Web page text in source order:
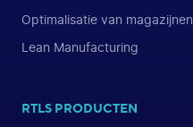
Optimalisatie van magazijnen
Lean Manufacturing
RTLS PRODUCTEN